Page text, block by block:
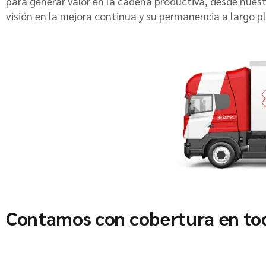
visión en la mejora continua y su permanencia a largo
Contamos con cobertura en